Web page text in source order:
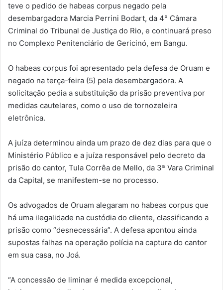
teve o pedido de habeas corpus negado pela
desembargadora Marcia Perrini Bodart, da 4° Câmara
Criminal do Tribunal de Justiça do Rio, e continuará preso
no Complexo Penitenciário de Gericinó, em Bangu.
O habeas corpus foi apresentado pela defesa de Oruam e
negado na terça-feira (5) pela desembargadora. A
solicitação pedia a substituição da prisão preventiva por
medidas cautelares, como o uso de tornozeleira
eletrônica.
A juíza determinou ainda um prazo de dez dias para que o
Ministério Público e a juíza responsável pelo decreto da
prisão do cantor, Tula Corrêa de Mello, da 3ª Vara Criminal
da Capital, se manifestem-se no processo.
Os advogados de Oruam alegaram no habeas corpus que
há uma ilegalidade na custódia do cliente, classificando a
prisão como “desnecessária”. A defesa apontou ainda
supostas falhas na operação polícia na captura do cantor
em sua casa, no Joá.
“A concessão de liminar é medida excepcional,